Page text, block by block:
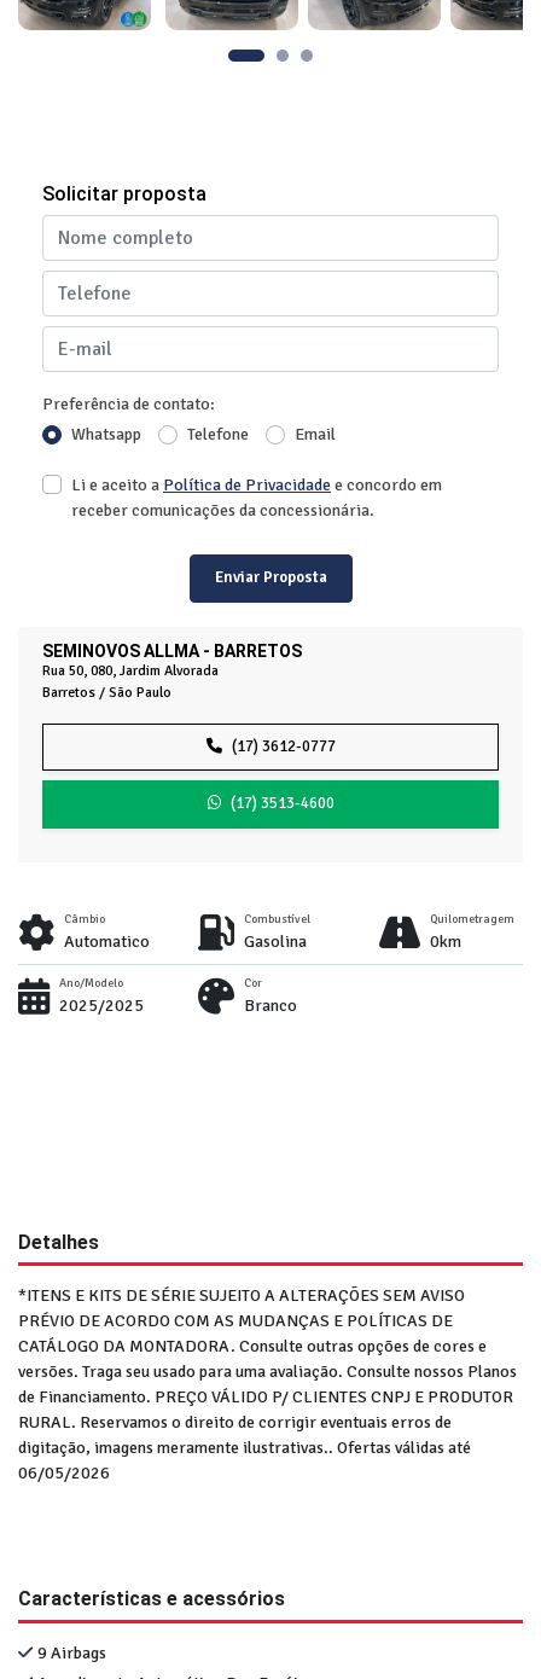
SEMINOVOS ALLMA - BARRETOS
Rua 50, 080, Jardim Alvorada
Barretos / São Paulo
(17) 3612-0777
(17) 3513-4600
Solicitar proposta
Preferência de contato:
Whatsapp
Telefone Email
Li e aceito a Política de Privacidadee concordo em
receber comunicações da concessionária.
Enviar Proposta
Câmbio
Automatico
Combustível
Gasolina
Quilometragem
0km
Ano/Modelo
2025/2025
Cor
Branco
Detalhes
*ITENS E KITS DE SÉRIE SUJEITO A ALTERAÇÕES SEM AVISO
PRÉVIO DE ACORDO COM AS MUDANÇAS E POLÍTICAS DE
CATÁLOGO DA MONTADORA. Consulte outras opções de cores e
versões. Traga seu usado para uma avaliação. Consulte nossos Planos
de Financiamento. PREÇO VÁLIDO P/ CLIENTES CNPJ E PRODUTOR
RURAL. Reservamos o direito de corrigir eventuais erros de
digitação, imagens meramente ilustrativas.. Ofertas válidas até
06/05/2026
Características e acessórios
9 Airbags